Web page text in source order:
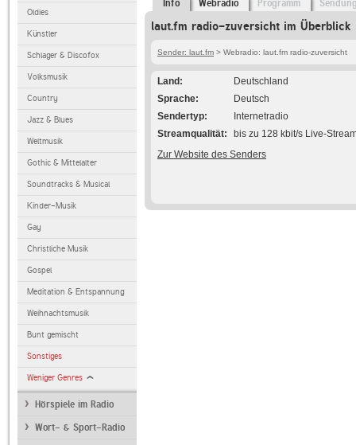
Oldies
Künstler
Schlager & Discofox
Volksmusik
Country
Jazz & Blues
Weltmusik
Gothic & Mittelalter
Soundtracks & Musical
Kinder-Musik
Gay
Christliche Musik
Gospel
Meditation & Entspannung
Weihnachtsmusik
Bunt gemischt
Sonstiges
Weniger Genres
Hörspiele im Radio
Wort- & Sport-Radio
Info Webradio Programm
laut.fm radio-zuversicht im Überblick
Sender: laut.fm > Webradio: laut.fm radio-zuversicht
Land
Deutschland
Sprache
Deutsch
Sendertyp
Internetradio
Streamqualität
bis zu 128 kbit/s Live-
Zur Website des Senders